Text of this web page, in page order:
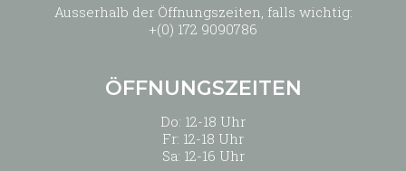
Ausserhalb der Öffnungszeiten, falls wichtig:
+(0) 172 9090786
ÖFFNUNGSZEITEN
Do: 12-18 Uhr
Fr: 12-18 Uhr
Sa: 12-16 Uhr